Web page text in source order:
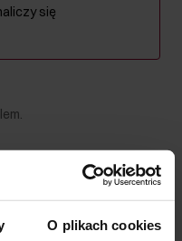
O plikach cookies
się